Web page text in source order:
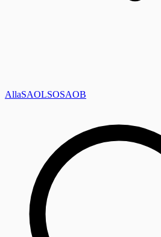
AllaSAOLSOSAOB